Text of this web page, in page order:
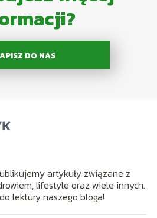
DO NAS
artykuły związane z
lifestyle oraz wiele innych.
lektury naszego bloga!